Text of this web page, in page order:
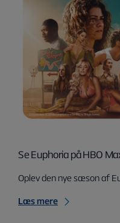
Se Euphoria på HBO
Oplev den nye sæson af
Læs mere